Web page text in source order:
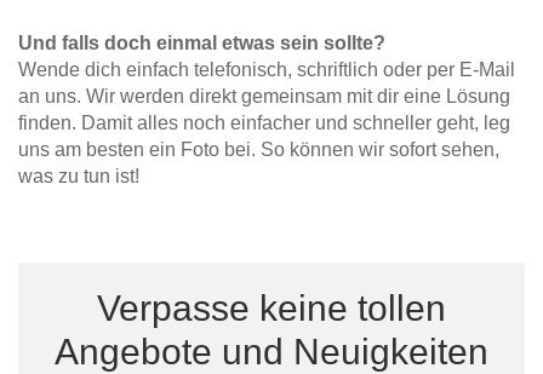
Und falls doch einmal etwas sein sollte?
Wende dich einfach telefonisch, schriftlich oder per E-Mail
an uns. Wir werden direkt gemeinsam mit dir eine Lösung
finden. Damit alles noch einfacher und schneller geht, leg
uns am besten ein Foto bei. So können wir sofort sehen,
was zu tun ist!
Verpasse keine tollen
Angebote und Neuigkeiten